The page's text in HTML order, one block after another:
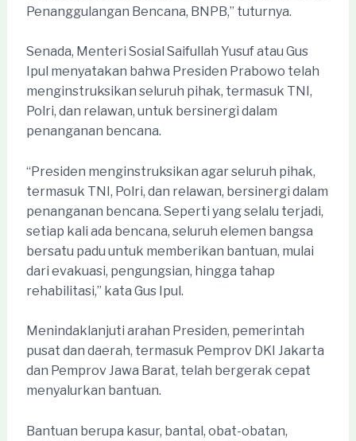
Penanggulangan Bencana, BNPB,” tuturnya.
Senada, Menteri Sosial Saifullah Yusuf atau Gus
Ipul menyatakan bahwa Presiden Prabowo telah
menginstruksikan seluruh pihak, termasuk TNI,
Polri, dan relawan, untuk bersinergi dalam
penanganan bencana.
“Presiden menginstruksikan agar seluruh pihak,
termasuk TNI, Polri, dan relawan, bersinergi dalam
penanganan bencana. Seperti yang selalu terjadi,
setiap kali ada bencana, seluruh elemen bangsa
bersatu padu untuk memberikan bantuan, mulai
dari evakuasi, pengungsian, hingga tahap
rehabilitasi,” kata Gus Ipul.
Menindaklanjuti arahan Presiden, pemerintah
pusat dan daerah, termasuk Pemprov DKI Jakarta
dan Pemprov Jawa Barat, telah bergerak cepat
menyalurkan bantuan.
Bantuan berupa kasur, bantal, obat-obatan,